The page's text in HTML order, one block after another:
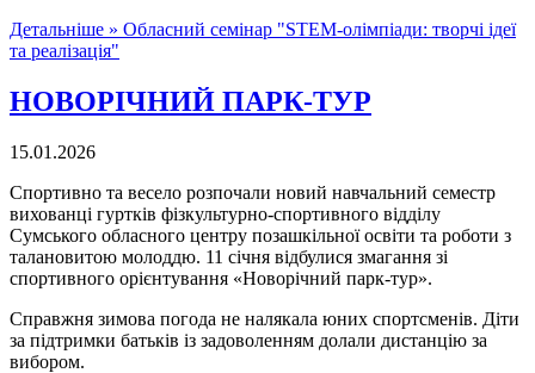
Детальніше » Обласний семінар "STEM-олімпіади: творчі ідеї
та реалізація"
НОВОРІЧНИЙ ПАРК-ТУР
15.01.2026
Спортивно та весело розпочали новий навчальний семестр
вихованці гуртків фізкультурно-спортивного відділу
Сумського обласного центру позашкільної освіти та роботи з
талановитою молоддю. 11 січня відбулися змагання зі
спортивного орієнтування «Новорічний парк-тур».
Справжня зимова погода не налякала юних спортсменів. Діти
за підтримки батьків із задоволенням долали дистанцію за
вибором.